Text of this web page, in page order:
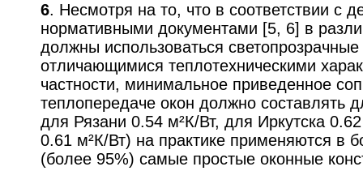
6. Несмотря на то, что в соответствии с
нормативными документами [5, 6] в
должны использоваться светопрозрачные
отличающимися теплотехническими
частности, минимальное приведенное
теплопередаче окон должно составлять
для Рязани 0.54 м²К/Вт, для Иркутска
0.61 м²К/Вт) на практике применяются в
(более 95%) самые простые оконные